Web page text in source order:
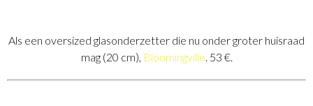
Als een oversized glasonderzetter die nu onder groter huisraad
mag (20 cm), Bloomingville. 53 €.